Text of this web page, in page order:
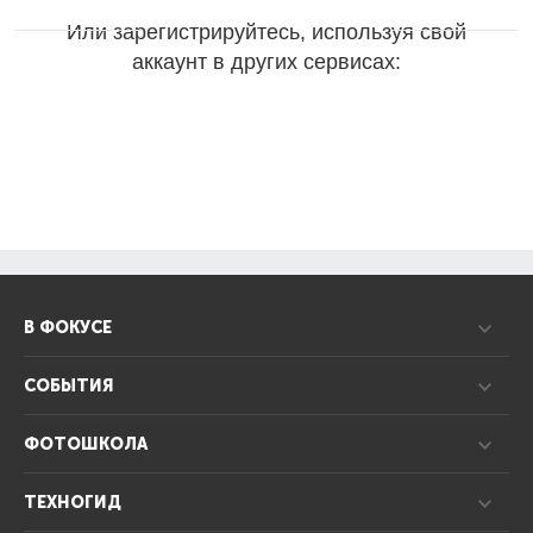
Или зарегистрируйтесь, используя свой
аккаунт в других сервисах:
В ФОКУСЕ
СОБЫТИЯ
ФОТОШКОЛА
ТЕХНОГИД